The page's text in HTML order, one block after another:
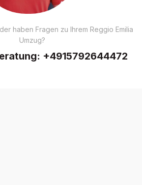
haben Fragen zu Ihrem Reggio Emilia
Umzug?
+4915792644472